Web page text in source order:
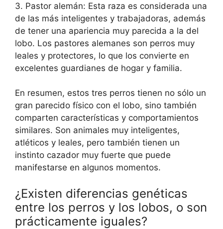
3. Pastor alemán: Esta raza es considerada una
de las más inteligentes y trabajadoras, además
de tener una apariencia muy parecida a la del
lobo. Los pastores alemanes son perros muy
leales y protectores, lo que los convierte en
excelentes guardianes de hogar y familia.
En resumen, estos tres perros tienen no sólo un
gran parecido físico con el lobo, sino también
comparten características y comportamientos
similares. Son animales muy inteligentes,
atléticos y leales, pero también tienen un
instinto cazador muy fuerte que puede
manifestarse en algunos momentos.
¿Existen diferencias genéticas
entre los perros y los lobos, o son
prácticamente iguales?